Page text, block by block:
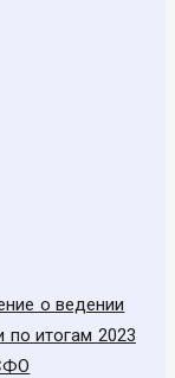
о ведении
по итогам 2023